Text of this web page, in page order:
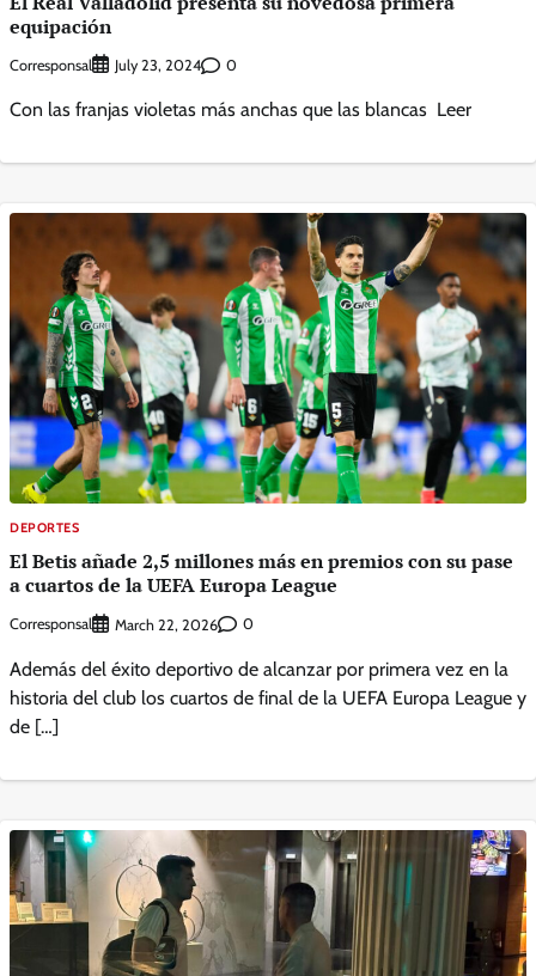
equipación
Corresponsal July 23, 2024 0
Con las franjas violetas más anchas que las blancas Leer
DEPORTES
El Betis añade 2,5 millones más en premios con su pase
a cuartos de la UEFA Europa League
Corresponsal March 22, 2026 0
Además del éxito deportivo de alcanzar por primera vez en la
historia del club los cuartos de final de la UEFA Europa League y
de […]